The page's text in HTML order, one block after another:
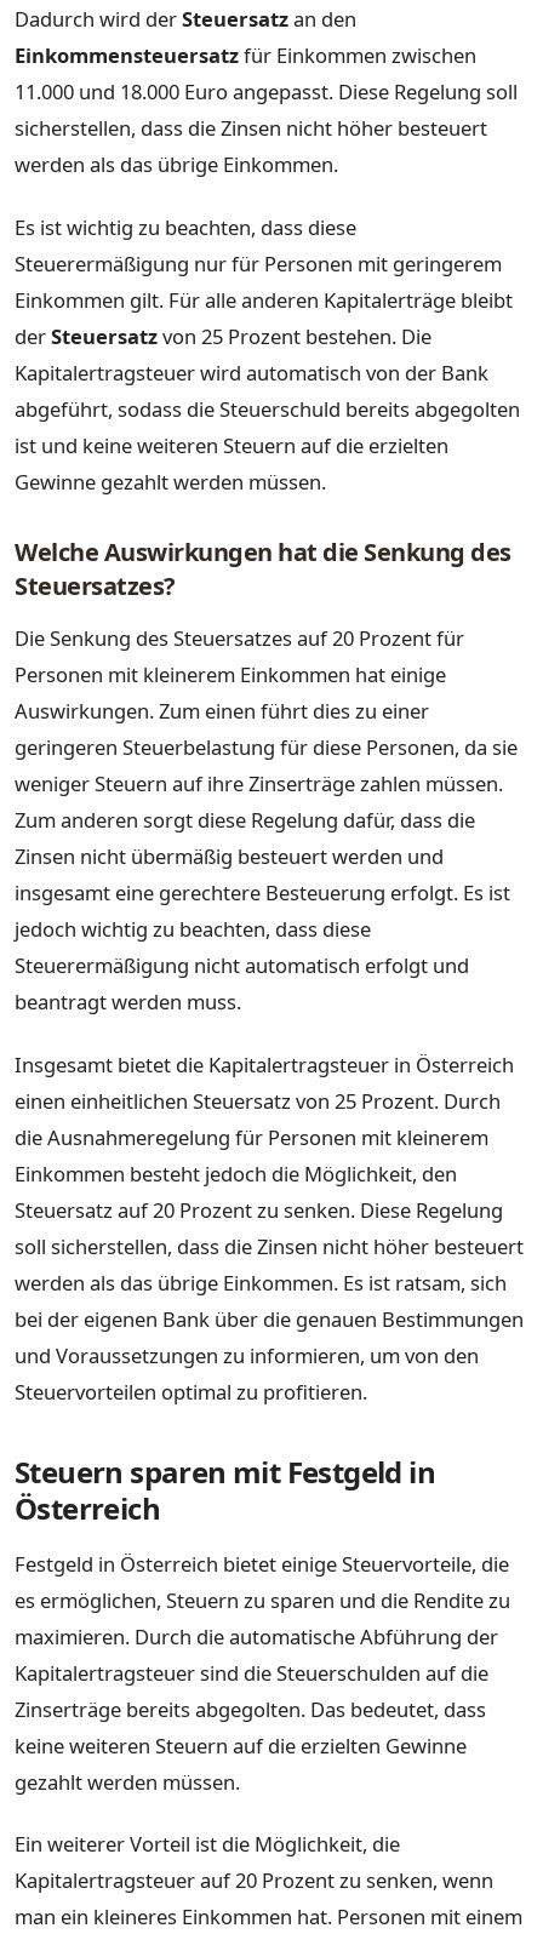
Dadurch wird derSteuersatzan den
Einkommensteuersatzfür Einkommen zwischen
11.000 und 18.000 Euro angepasst. Diese Regelung soll
sicherstellen, dass die Zinsen nicht höher besteuert
werden als das übrige Einkommen.
Es ist wichtig zu beachten, dass diese
Steuerermäßigung nur für Personen mit geringerem
Einkommen gilt. Für alle anderen Kapitalerträge bleibt
derSteuersatzvon 25 Prozent bestehen. Die
Kapitalertragsteuer wird automatisch von der Bank
abgeführt, sodass die Steuerschuld bereits abgegolten
ist und keine weiteren Steuern auf die erzielten
Gewinne gezahlt werden müssen.
Welche Auswirkungen hat die Senkung des
Steuersatzes?
Die Senkung des Steuersatzes auf 20 Prozent für
Personen mit kleinerem Einkommen hat einige
Auswirkungen. Zum einen führt dies zu einer
geringeren Steuerbelastung für diese Personen, da sie
weniger Steuern auf ihre Zinserträge zahlen müssen.
Zum anderen sorgt diese Regelung dafür, dass die
Zinsen nicht übermäßig besteuert werden und
insgesamt eine gerechtere Besteuerung erfolgt. Es ist
jedoch wichtig zu beachten, dass diese
Steuerermäßigung nicht automatisch erfolgt und
beantragt werden muss.
Insgesamt bietet die Kapitalertragsteuer in Österreich
einen einheitlichen Steuersatz von 25 Prozent. Durch
die Ausnahmeregelung für Personen mit kleinerem
Einkommen besteht jedoch die Möglichkeit, den
Steuersatz auf 20 Prozent zu senken. Diese Regelung
soll sicherstellen, dass die Zinsen nicht höher besteuert
werden als das übrige Einkommen. Es ist ratsam, sich
bei der eigenen Bank über die genauen Bestimmungen
und Voraussetzungen zu informieren, um von den
Steuervorteilen optimal zu profitieren.
Steuern sparen mit Festgeld in
Österreich
Festgeld in Österreich bietet einige Steuervorteile, die
es ermöglichen, Steuern zu sparen und die Rendite zu
maximieren. Durch die automatische Abführung der
Kapitalertragsteuer sind die Steuerschulden auf die
Zinserträge bereits abgegolten. Das bedeutet, dass
keine weiteren Steuern auf die erzielten Gewinne
gezahlt werden müssen.
Ein weiterer Vorteil ist die Möglichkeit, die
Kapitalertragsteuer auf 20 Prozent zu senken, wenn
man ein kleineres Einkommen hat. Personen mit einem